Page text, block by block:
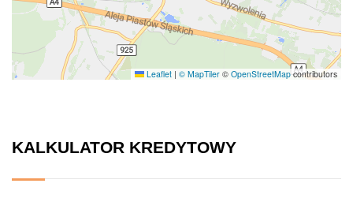
Leaflet | © MapTiler © OpenStreetMapcontributors
KALKULATOR KREDYTOWY